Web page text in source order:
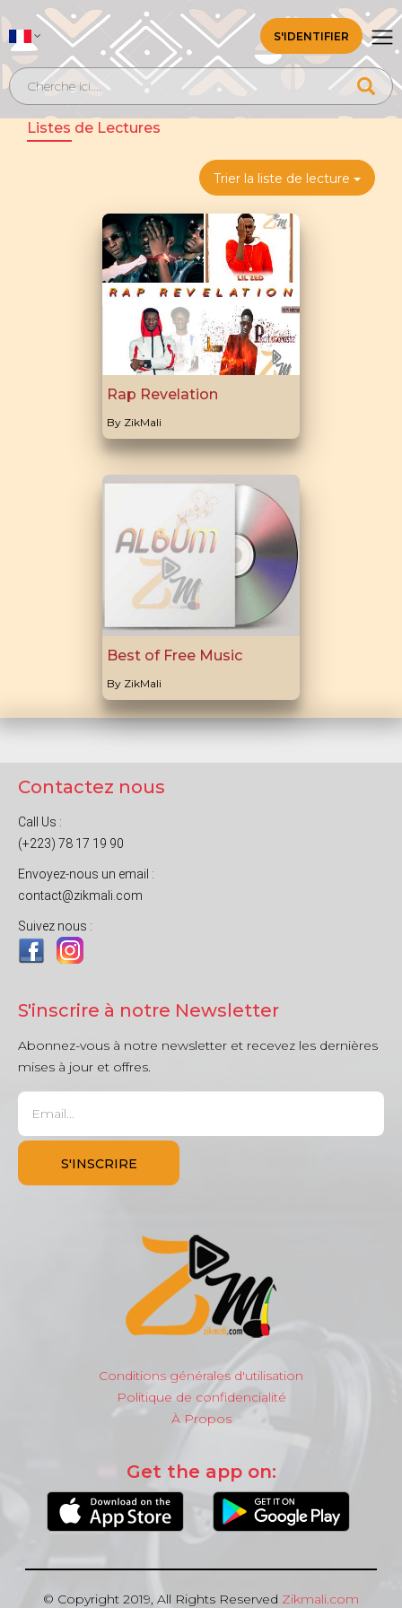
S'IDENTIFIER
Listes de Lectures
Trier la liste de lecture
Rap Revelation
By ZikMali
Best of Free Music
By ZikMali
Contactez nous
Call Us :
(+223) 78 17 19 90
Envoyez-nous un email :
contact@zikmali.com
Suivez nous :
S'inscrire à notre Newsletter
Abonnez-vous à notre newsletter et recevez les dernières
mises à jour et offres.
Conditions générales d'utilisation
Politique de confidencialité
À Propos
Get the app on:
© Copyright 2019, All Rights Reserved Zikmali.com